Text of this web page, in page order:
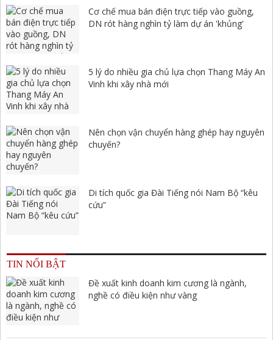
Cơ chế mua bán điện trực tiếp vào guồng,
DN rót hàng nghìn tỷ làm dự án 'khủng'
5 lý do nhiều gia chủ lựa chọn Thang Máy An
Vinh khi xây nhà mới
Nên chọn vận chuyển hàng ghép hay nguyên
chuyến?
Di tích quốc gia Đài Tiếng nói Nam Bộ “kêu
cứu”
TIN NỔI BẬT
Đề xuất kinh doanh kim cương là ngành,
nghề có điều kiện như vàng